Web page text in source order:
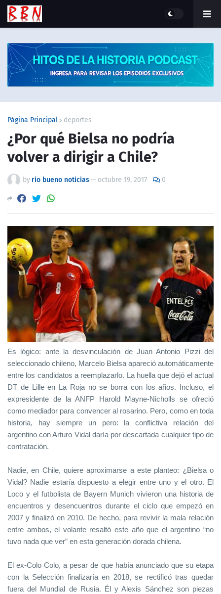
Página Principal deportes
¿Por qué Bielsa no podría
volver a dirigir a Chile?
by rio bueno noticias— octubre 19, 2017 0
Es lógico: ante la desvinculación de Juan Antonio Pizzi del
seleccionado chileno, Marcelo Bielsa apareció automáticamente
entre los candidatos a reemplazarlo. La huella que dejó el actual
DT de Lille en La Roja no se borra con los años. Incluso, el
expresidente de la ANFP Harold Mayne-Nicholls se ofreció
como mediador para convencer al rosarino. Pero, como en toda
historia, hay siempre un pero: la conflictiva relación del
argentino con Arturo Vidal daría por descartada cualquier tipo de
contratación.
Nadie, en Chile, quiere aproximarse a este planteo: ¿Bielsa o
Vidal? Nadie estaría dispuesto a elegir entre uno y el otro. El
Loco y el futbolista de Bayern Munich vivieron una historia de
encuentros y desencuentros durante el ciclo que empezó en
2007 y finalizó en 2010. De hecho, para revivir la mala relación
entre ambos, el volante resaltó este año que el argentino “no
tuvo nada que ver” en esta generación dorada chilena.
El ex-Colo Colo, a pesar de que había anunciado que su etapa
con la Selección finalizaría en 2018, se rectificó tras quedar
fuera del Mundial de Rusia. Él y Alexis Sánchez son piezas